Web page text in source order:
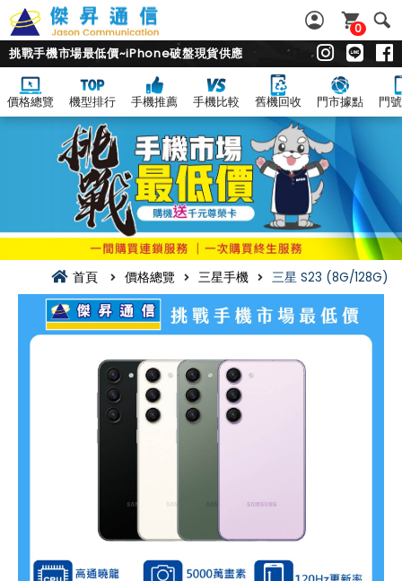
0
挑戰手機市場最低價~iPhone破盤現貨供應
價格總覽 機型排行 手機推薦 手機比較 舊機回收 門市據點 門
首頁 價格總覽 三星手機 三星 S23 (8G/128G)